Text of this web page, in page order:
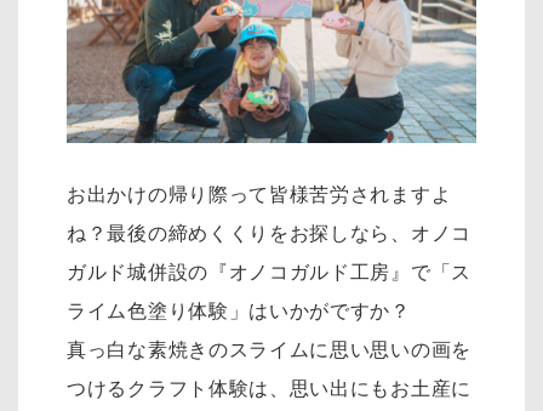
お出かけの帰り際って皆様苦労されますよ
ね？最後の締めくくりをお探しなら、オノコ
ガルド城併設の『オノコガルド工房』で「ス
ライム色塗り体験」はいかがですか？
真っ白な素焼きのスライムに思い思いの画を
つけるクラフト体験は、思い出にもお土産に